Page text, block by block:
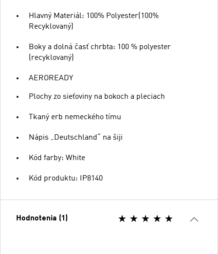
Hlavný Materiál: 100% Polyester(100%
Recyklovaný)
Boky a dolná časť chrbta: 100 % polyester
(recyklovaný)
AEROREADY
Plochy zo sieťoviny na bokoch a pleciach
Tkaný erb nemeckého tímu
Nápis „Deutschland“ na šiji
Kód farby: White
Kód produktu: IP8140
Hodnotenia (1)